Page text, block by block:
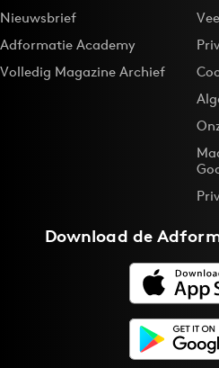
Nieuwsbrief
Adformatie Academy
Volledig Magazine Archief
Download de